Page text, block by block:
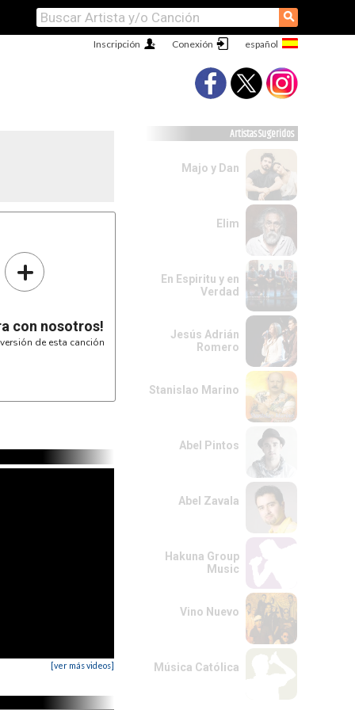
⚲
Conexión
Inscripción
+
con nosotros!
de esta canción
[ver más videos]
Artistas Sugeridos
Majo y Dan
Elim
En Espiritu y en
Verdad
Jesús Adrián
Romero
Stanislao Marino
Abel Pintos
Abel Zavala
Hakuna Group
Music
Vino Nuevo
Música Católica